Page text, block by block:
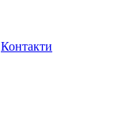
Контакти